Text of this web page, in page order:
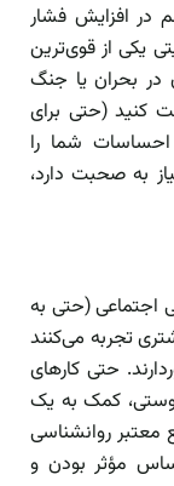
در افزایش فشار
یکی از قوی‌ترین
در بحران یا جنگ
کنید (حتی برای
شما را
به صحبت دارد،
اجتماعی (حتی به
تجربه می‌کنند
حتی کارهای
کمک به یک
معتبر روانشناسی
مؤثر بودن و